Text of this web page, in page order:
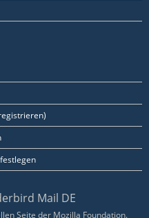
Mail DE
Seite der Mozilla Foundation.